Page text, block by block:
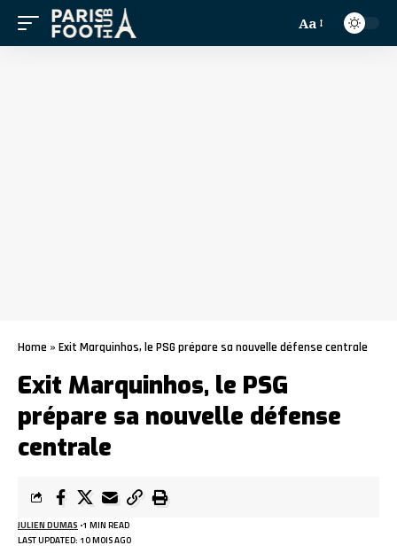
Aa
Home » Exit Marquinhos, le PSG prépare sa nouvelle défense centrale
Exit Marquinhos, le PSG
prépare sa nouvelle défense
centrale
LAST UPDATED: 10 MOIS AGO
JULIEN DUMAS 1 MIN READ